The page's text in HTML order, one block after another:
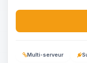
Multi-serveur